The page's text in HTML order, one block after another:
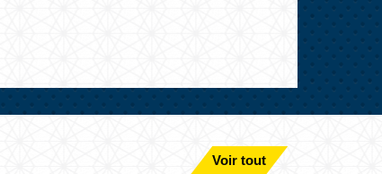
Voir tout